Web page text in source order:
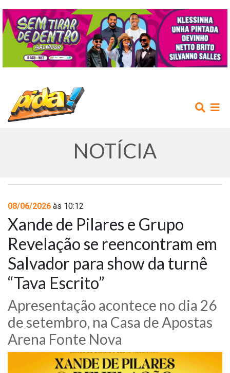
AGENDA
NOTÍCIAS
VÍDEOS
PROMOÇÕES
CONTATO
NOTÍCIA
08/06/2026 às 10:12
Xande de Pilares e Grupo
Revelação se reencontram em
Salvador para show da turnê
“Tava Escrito”
Apresentação acontece no dia 26
de setembro, na Casa de Apostas
Arena Fonte Nova